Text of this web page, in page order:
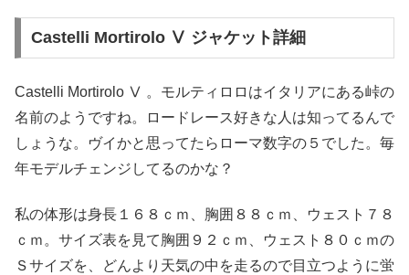
Castelli Mortirolo Ⅴ ジャケット詳細
Castelli Mortirolo Ⅴ 。モルティロロはイタリアにある峠の
名前のようですね。ロードレース好きな人は知ってるんで
しょうな。ヴイかと思ってたらローマ数字の５でした。毎
年モデルチェンジしてるのかな？
私の体形は身長１６８ｃｍ、胸囲８８ｃｍ、ウェスト７８
ｃｍ。サイズ表を見て胸囲９２ｃｍ、ウェスト８０ｃｍの
Ｓサイズを、どんより天気の中を走るので目立つように蛍